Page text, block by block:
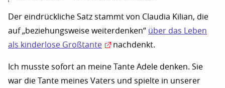
Der eindrückliche Satz stammt von Claudia Kilian, die
auf „beziehungsweise weiterdenken“ über das Leben
als kinderlose Großtante
nachdenkt.
Ich musste sofort an meine Tante Adele denken. Sie
war die Tante meines Vaters und spielte in unserer